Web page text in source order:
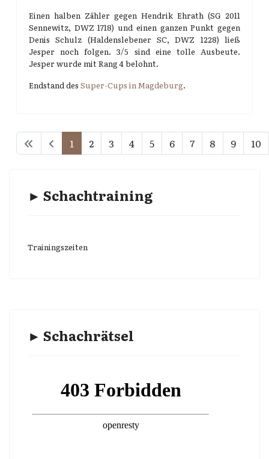
Einen halben Zähler gegen Hendrik Ehrath (SG 2011
Sennewitz, DWZ 1718) und einen ganzen Punkt gegen
Denis Schulz (Haldenslebener SC, DWZ 1228) ließ
Jesper noch folgen. 3/5 sind eine tolle Ausbeute.
Jesper wurde mit Rang 4 belohnt.
Endstand des Super-Cups in Magdeburg.
1 2 3 4 5 6 7 8 9 10
► Schachtraining
Trainingszeiten
► Schachrätsel